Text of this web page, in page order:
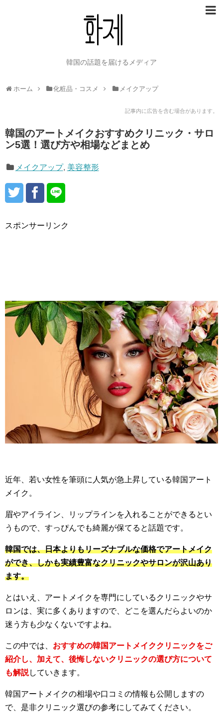
韓国の話題を届けるメディア
ホーム 化粧品・コスメ メイクアップ
記事内に広告を含む場合があります。
韓国のアートメイクおすすめクリニック・サロ
ン5選！選び方や相場などまとめ
メイクアップ, 美容整形
スポンサーリンク
近年、若い女性を筆頭に人気が急上昇している韓国アート
メイク。
眉やアイライン、リップラインを入れることができるとい
うもので、すっぴんでも綺麗が保てると話題です。
韓国では、日本よりもリーズナブルな価格でアートメイク
ができ、しかも実績豊富なクリニックやサロンが沢山あり
ます。
とはいえ、アートメイクを専門にしているクリニックやサ
ロンは、実に多くありますので、どこを選んだらよいのか
迷う方も少なくないですよね。
この中では、 おすすめの韓国アートメイククリニックをご
紹介し、加えて、後悔しないクリニックの選び方について
も解説していきます。
韓国アートメイクの相場や口コミの情報も公開しますの
で、是非クリニック選びの参考にしてみてください。